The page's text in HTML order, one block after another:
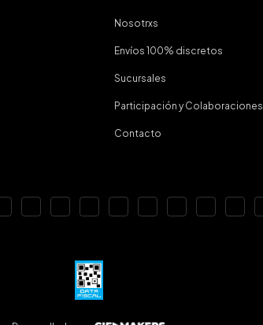
Nosotrxs
Envíos 100% discretos
Sucursales
Participación y Colaboraciones
Contacto